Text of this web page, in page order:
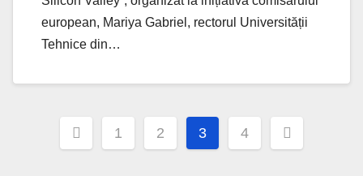
european, Mariya Gabriel, rectorul Universității
Tehnice din…
Posts
navigation
1 2 3 4